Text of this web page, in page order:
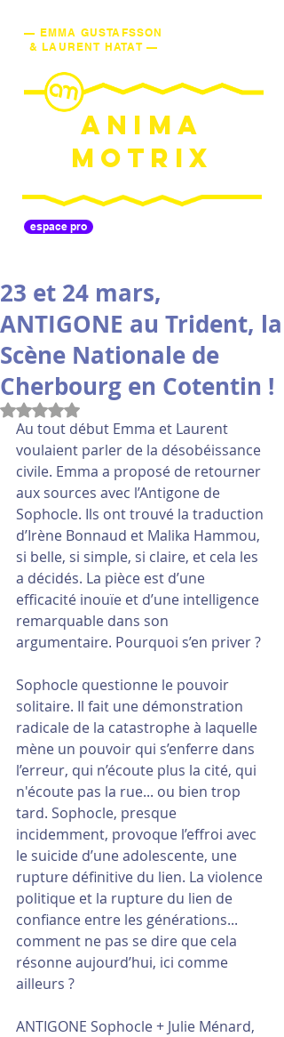
— EMMA GUSTAFSSON
& LAURENT HATAT —
ANIMA
MOTRIX
espace pro
23 et 24 mars,
ANTIGONE au Trident, la
Scène Nationale de
Cherbourg en Cotentin !
Noté NaN étoiles sur 5.
Au tout début Emma et Laurent
voulaient parler de la désobéissance
civile. Emma a proposé de retourner
aux sources avec l’Antigone de
Sophocle. Ils ont trouvé la traduction
d’Irène Bonnaud et Malika Hammou,
si belle, si simple, si claire, et cela les
a décidés. La pièce est d’une
efficacité inouïe et d’une intelligence
remarquable dans son
argumentaire. Pourquoi s’en priver ?
Sophocle questionne le pouvoir
solitaire. Il fait une démonstration
radicale de la catastrophe à laquelle
mène un pouvoir qui s’enferre dans
l’erreur, qui n’écoute plus la cité, qui
n'écoute pas la rue... ou bien trop
tard. Sophocle, presque
incidemment, provoque l’effroi avec
le suicide d’une adolescente, une
rupture définitive du lien. La violence
politique et la rupture du lien de
confiance entre les générations...
comment ne pas se dire que cela
résonne aujourd’hui, ici comme
ailleurs ?
ANTIGONE Sophocle + Julie Ménard,